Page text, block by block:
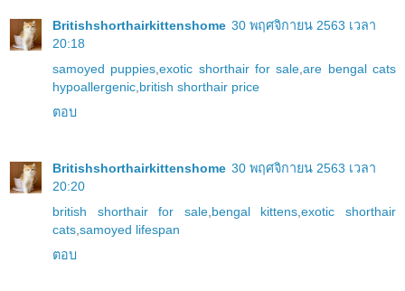
Britishshorthairkittenshome 30 พฤศจิกายน 2563 เวลา
20:18
samoyed puppies ,exotic shorthair for sale ,are bengal cats
hypoallergenic british shorthair price
ตอบ
Britishshorthairkittenshome 30 พฤศจิกายน 2563 เวลา
20:20
british shorthair for sale, bengal kittens ,exotic shorthair
cats samoyed lifespan
ตอบ